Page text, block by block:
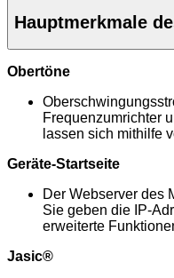
Hauptmerkmale
Obertöne
Frequenzumrichter
lassen sich mithilfe
Geräte-Startseite
Der Webserver des
Sie geben die IP-
erweiterte
Jasic®